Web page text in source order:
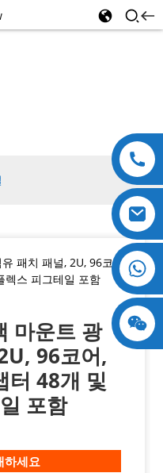
마운트 광
96코어,
터 48개 및
포함
하세요